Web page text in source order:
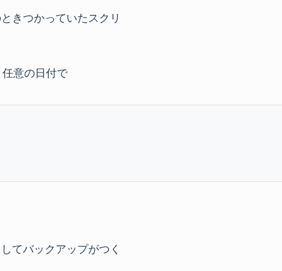
きつかっていたスクリ
意の日付で
てバックアップがつく